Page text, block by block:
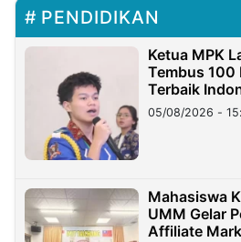
PENDIDIKAN
Ketua MPK
Tembus 100
Terbaik
05/08/2026 -
Mahasiswa
UMM Gelar
Affiliate